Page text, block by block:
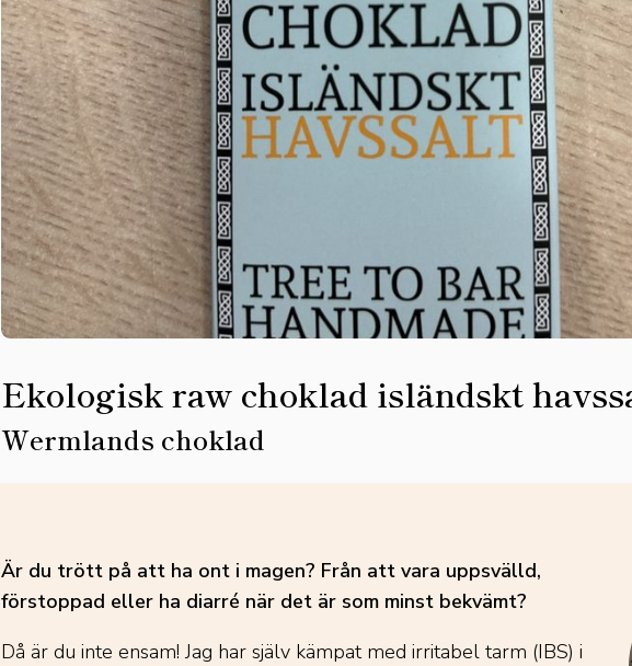
Ekologisk raw choklad isländskt
Wermlands choklad
Är du trött på att ha ont i magen? Från att vara uppsvälld,
förstoppad eller ha diarré när det är som minst bekvämt?
Då är du inte ensam! Jag har själv kämpat med irritabel tarm (IBS) i